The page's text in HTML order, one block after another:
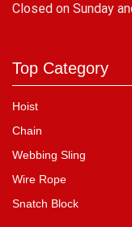
Closed on Sunday
Top Category
Hoist
Chain
Webbing Sling
Wire Rope
Snatch Block